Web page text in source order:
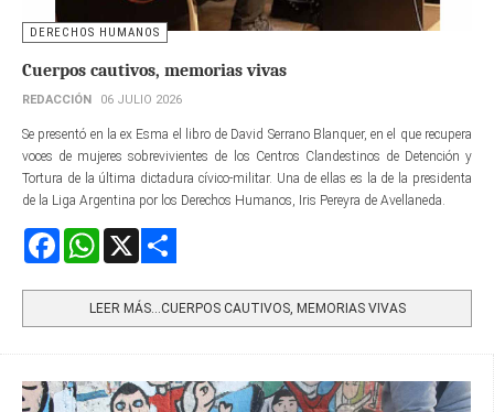
DERECHOS HUMANOS
Cuerpos cautivos, memorias vivas
REDACCIÓN 06 JULIO 2026
Se presentó en la ex Esma el libro de David Serrano Blanquer, en el que recupera
voces de mujeres sobrevivientes de los Centros Clandestinos de Detención y
Tortura de la última dictadura cívico-militar. Una de ellas es la de la presidenta
de la Liga Argentina por los Derechos Humanos, Iris Pereyra de Avellaneda.
FacebookWhatsApp
LEER MÁS…CUERPOS CAUTIVOS, MEMORIAS VIVAS